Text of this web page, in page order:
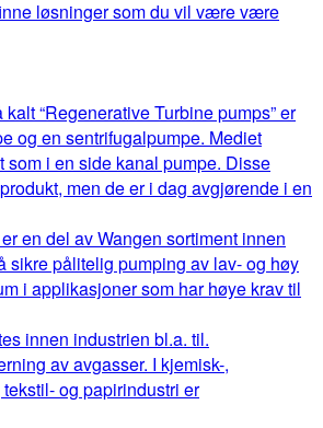
løsninger som du vil være være
“Regenerative Turbine pumps” er
og en sentrifugalpumpe. Mediet
i en side kanal pumpe. Disse
men de er i dag avgjørende i en
en del av Wangen sortiment innen
sikre pålitelig pumping av lav- og høy
i applikasjoner som har høye krav til
innen industrien bl.a. til.
av avgasser. I kjemisk-,
og papirindustri er